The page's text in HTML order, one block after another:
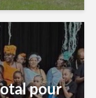
pour